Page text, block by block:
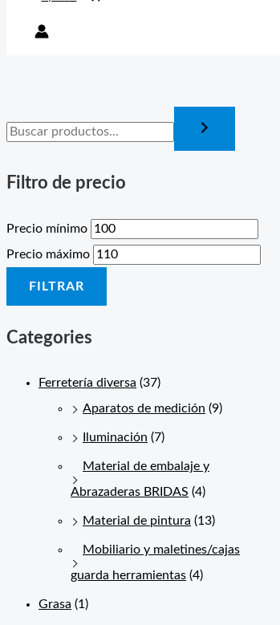
Filtro de precio
Precio mínimo
Precio máximo
FILTRAR
Categories
Ferretería diversa (37)
Aparatos de medición (9)
Iluminación (7)
Material de embalaje y
Abrazaderas BRIDAS (4)
Material de pintura (13)
Mobiliario y maletines/cajas
guarda herramientas (4)
Grasa (1)